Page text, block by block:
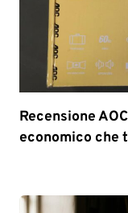
Recensione
economico che